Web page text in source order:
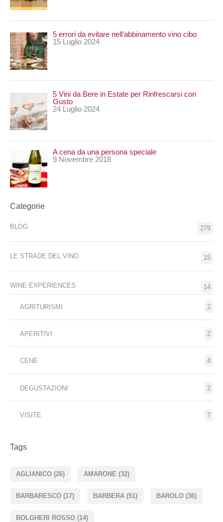
5 errori da evitare nell’abbinamento vino cibo
15 Luglio 2024
5 Vini da Bere in Estate per Rinfrescarsi con
Gusto
24 Luglio 2024
A cena da una persona speciale
9 Novembre 2018
Categorie
BLOG 279
LE STRADE DEL VINO 15
WINE EXPERIENCES 14
AGRITURISMI 2
APERITIVI 2
CENE 4
DEGUSTAZIONI 2
VISITE 7
Tags
AGLIANICO (26) AMARONE (32)
BARBARESCO (17) BARBERA (51) BAROLO (36)
BOLGHERI ROSSO (14)